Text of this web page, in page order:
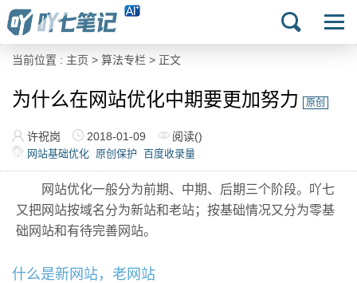
当前位置 : 主页 > 算法专栏 > 正文
为什么在网站优化中期要更加努力 原创
许祝岗 2018-01-09 阅读()
网站基础优化 原创保护 百度收录量
网站优化一般分为前期、中期、后期三个阶段。吖七
又把网站按域名分为新站和老站；按基础情况又分为零基
础网站和有待完善网站。
什么是新网站，老网站